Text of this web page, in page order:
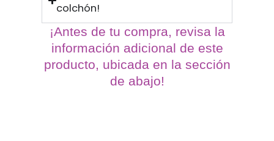
colchón!
¡Antes de tu compra, revisa la
información adicional de este
producto, ubicada en la sección
de abajo!